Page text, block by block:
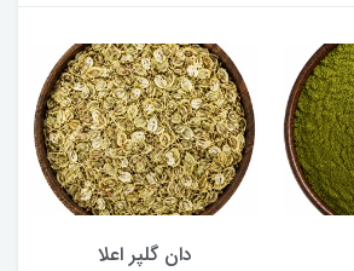
دان گلپر اعلا